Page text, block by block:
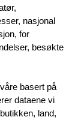
nasjonal
for
besøkte
basert på
dataene vi
land,